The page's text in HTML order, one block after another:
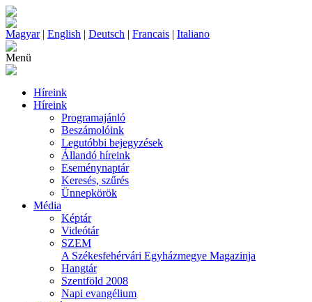
Magyar| English | Deutsch | Francais | Italiano
Menü
Híreink
Híreink
Programajánló
Beszámolóink
Legutóbbi bejegyzések
Állandó híreink
Eseménynaptár
Keresés, szűrés
Ünnepkörök
Média
Képtár
Videótár
SZEM
A Székesfehérvári Egyházmegye Magazinja
Hangtár
Szentföld 2008
Napi evangélium